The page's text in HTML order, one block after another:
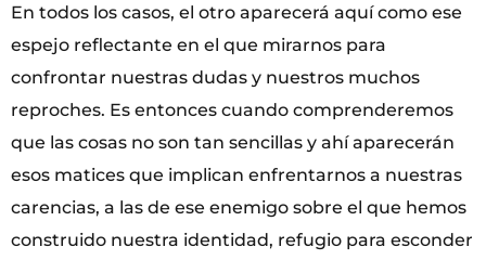
En todos los casos, el otro aparecerá aquí como ese
espejo reflectante en el que mirarnos para
confrontar nuestras dudas y nuestros muchos
reproches. Es entonces cuando comprenderemos
que las cosas no son tan sencillas y ahí aparecerán
esos matices que implican enfrentarnos a nuestras
carencias, a las de ese enemigo sobre el que hemos
construido nuestra identidad, refugio para esconder